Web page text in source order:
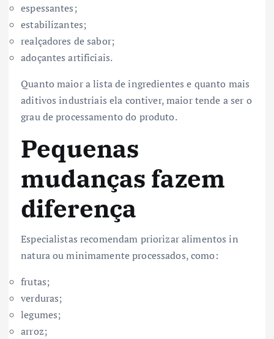
espessantes;
estabilizantes;
realçadores de sabor;
adoçantes artificiais.
Quanto maior a lista de ingredientes e quanto mais
aditivos industriais ela contiver, maior tende a ser o
grau de processamento do produto.
Pequenas
mudanças fazem
diferença
Especialistas recomendam priorizar alimentos in
natura ou minimamente processados, como:
frutas;
verduras;
legumes;
arroz;